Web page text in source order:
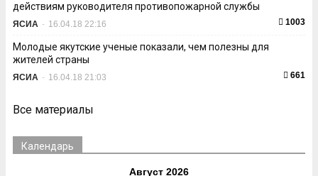
действиям руководителя противопожарной службы
ЯСИА - 16.04.18 22:16 1003
Молодые якутские ученые показали, чем полезны для
жителей страны
ЯСИА - 16.04.18 21:03 661
Все материалы
Календарь
Август 2026